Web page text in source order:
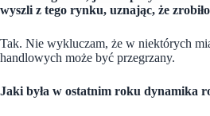
wyszli z tego rynku, uznając, że
Tak. Nie wykluczam, że w niektórych
handlowych może być przegrzany.
Jaki była w ostatnim roku dynamika